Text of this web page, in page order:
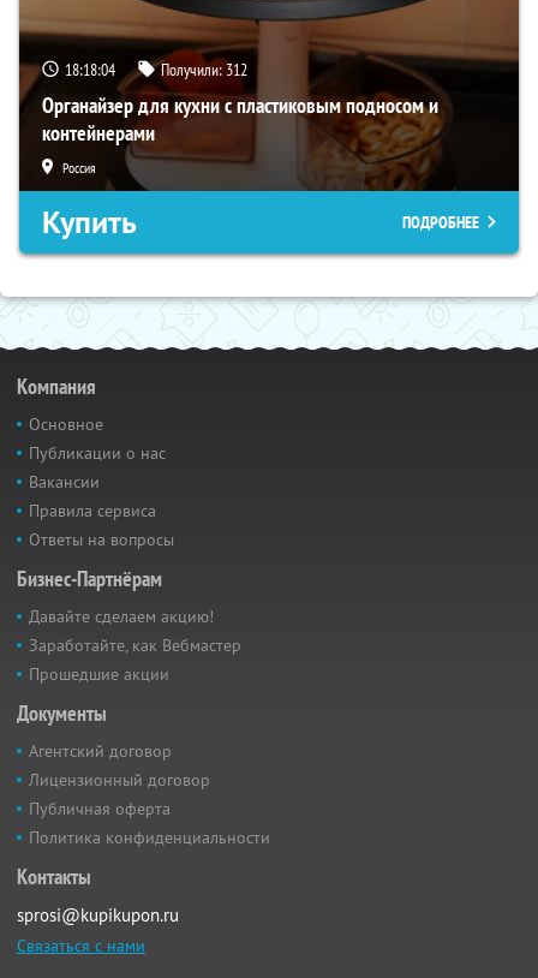
18:18:03 Получили: 312
Органайзер для кухни с пластиковым подносом и
контейнерами
Россия
Купить ПОДРОБНЕЕ
Компания
Основное
Публикации о нас
Вакансии
Правила сервиса
Ответы на вопросы
Бизнес-Партнёрам
Давайте сделаем акцию!
Заработайте, как Вебмастер
Прошедшие акции
Документы
Агентский договор
Лицензионный договор
Публичная оферта
Политика конфиденциальности
Контакты
sprosi@kupikupon.ru
Связаться с нами